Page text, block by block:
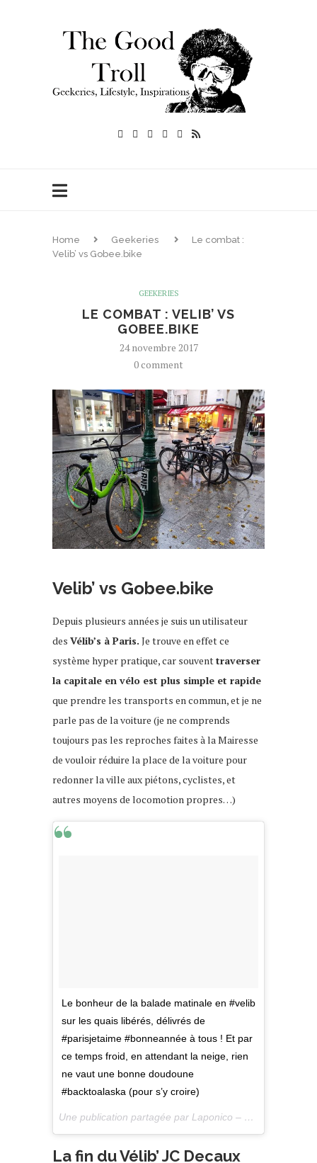
Home Geekeries
Le combat :
Velib’ vs Gobee.bike
GEEKERIES
LE COMBAT : VELIB’ VS
GOBEE.BIKE
24 novembre 2017
0 comment
Velib’ vs Gobee.bike
Depuis plusieurs années je suis un utilisateur
des Vélib’s à Paris. Je trouve en effet ce
système hyper pratique, car souventtraverser
la capitale en vélo est plus simple et rapide
que prendre les transports en commun, et je ne
parle pas de la voiture (je ne comprends
toujours pas les reproches faites à la Mairesse
de vouloir réduire la place de la voiture pour
redonner la ville aux piétons, cyclistes, et
autres moyens de locomotion propres…)
Le bonheur de la balade matinale en #velib
sur les quais libérés, délivrés de
#parisjetaime #bonneannée à tous ! Et par
ce temps froid, en attendant la neige, rien
ne vaut une bonne doudoune
#backtoalaska (pour s’y croire)
Une publication partagée par Laponico – Lifestyle & Outdoor (@laponico) le
La fin du Vélib’ JC Decaux